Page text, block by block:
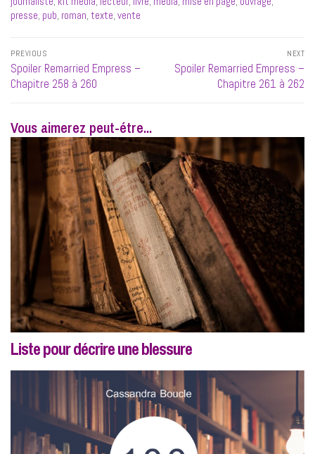
presse, pub, roman, texte, vente
Navigation
de
l’article
PREVIOUS
Previous
post:
Spoiler Remarried Empress –
Chapitre 258 à 260
NEXT
Next
Spoiler Remarried Empress –
Chapitre 261 à 262
Vous aimerez peut-étre...
Liste pour décrire une blessure